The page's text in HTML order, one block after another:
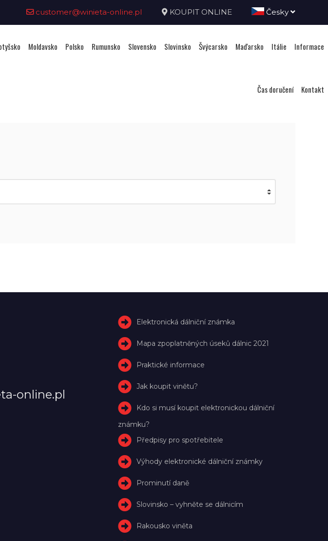
customer@winieta-online.pl KOUPIT ONLINE Česky
Moldavsko Polsko Rumunsko Slovensko Slovinsko Švýcarsko Maďarsko Itálie Informace
Čas doručení Kontakt
online.pl
Elektronická dálniční známka
Mapa zpoplatněných úseků dálnic 2021
Praktické informace
Jak koupit vinětu?
Kdo si musí koupit elektronickou dálniční
známku?
Předpisy pro spotřebitele
Výhody elektronické dálniční známky
Prominutí daně
Slovinsko – vyhněte se dálnicím
Rakousko viněta